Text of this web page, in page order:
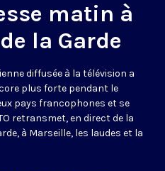
matin à
la Garde
diffusée à la télévision a
plus forte pendant le
pays francophones et se
retransmet, en direct de la
à Marseille, les laudes et la